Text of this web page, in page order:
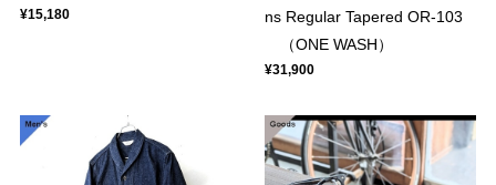
¥15,180
ns Regular Tapered OR-103
（ONE WASH）
¥31,900